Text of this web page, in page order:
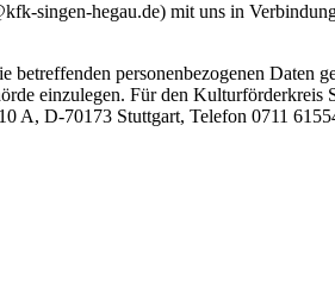
singen-hegau.de) mit uns in
betreffenden personenbezogenen Daten
einzulegen. Für den
A, D-70173 Stuttgart, Telefon 0711